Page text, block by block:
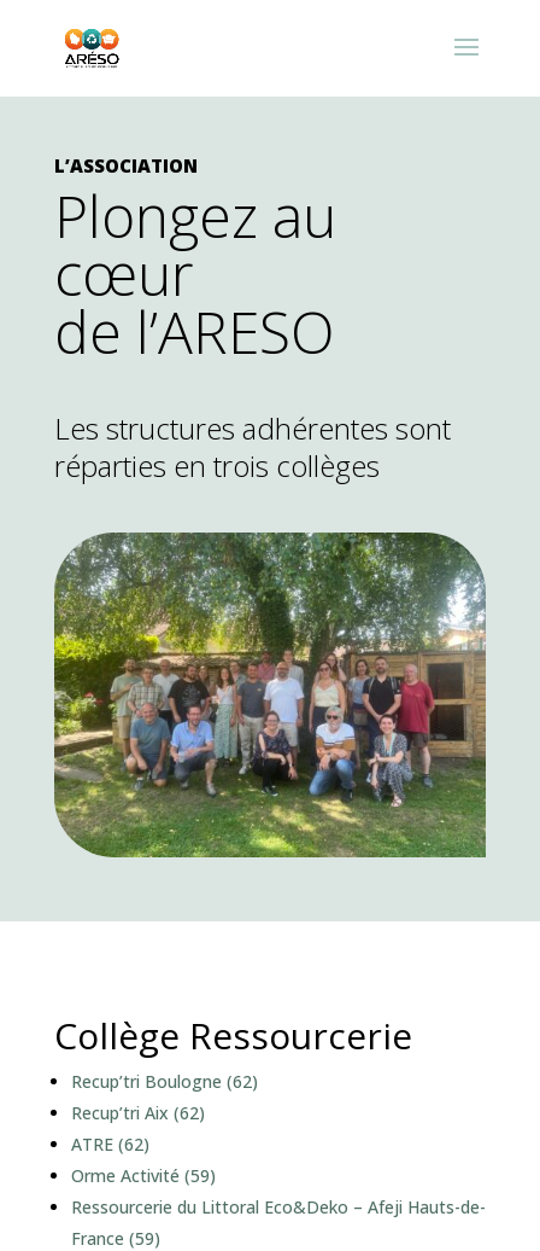
L’ASSOCIATION
Plongez au
cœur
de l’ARESO
Les structures adhérentes sont
réparties en trois collèges
Collège Ressourcerie
Recup’tri Boulogne (62)
Recup’tri Aix (62)
ATRE (62)
Orme Activité (59)
Ressourcerie du Littoral Eco&Deko – Afeji Hauts-de-
France (59)